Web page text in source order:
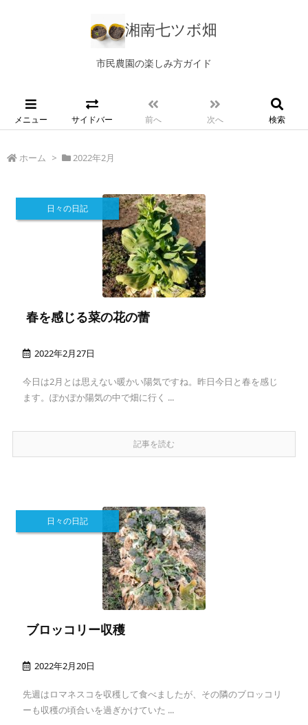
湘南七ツボ畑
市民農園の楽しみ方ガイド
メニュー サイドバー 前へ 次へ 検索
ホーム > 2022年2月
春を感じる菜の花の蕾
2022年2月27日
日々の日記
今日は2月とは思えない暖かい陽気ですね。昨日今日と春を感じ
ます。ぽかぽか陽気の中で畑に行く ...
記事を読む
ブロッコリー収穫
2022年2月20日
日々の日記
先週はロマネスコを収穫して食べましたが、その隣のブロッコリ
ーも収穫の頃合いを過ぎかけていた ...